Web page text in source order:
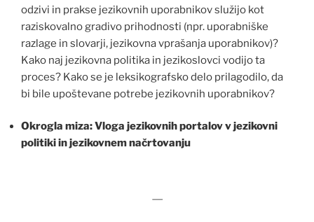
odzivi in prakse jezikovnih uporabnikov služijo kot
raziskovalno gradivo prihodnosti (npr. uporabniške
razlage in slovarji, jezikovna vprašanja uporabnikov)?
Kako naj jezikovna politika in jezikoslovci vodijo ta
proces? Kako se je leksikografsko delo prilagodilo, da
bi bile upoštevane potrebe jezikovnih uporabnikov?
Okrogla miza: Vloga jezikovnih portalov v jezikovni
politiki in jezikovnem načrtovanju
—